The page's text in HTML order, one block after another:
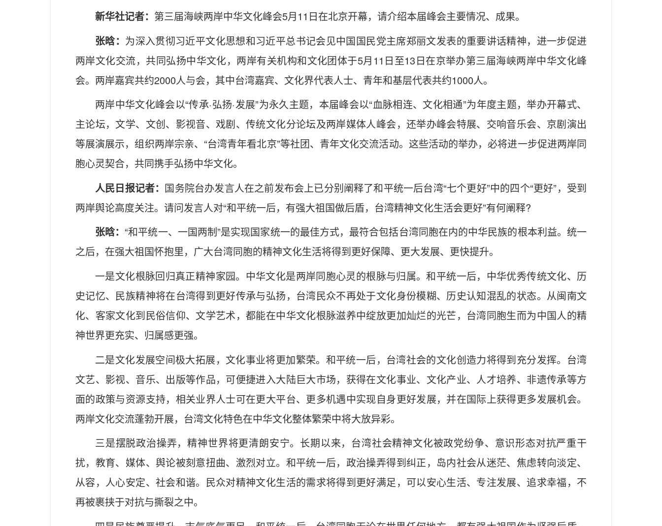
新华社记者： 第三届海峡两岸中华文化峰会5月11日在北京开幕，请介绍本届峰会主要情况、成果。
张晗： 为深入贯彻习近平文化思想和习近平总书记会见中国国民党主席郑丽文发表的重要讲话精神，进一步促进
两岸文化交流，共同弘扬中华文化，两岸有关机构和文化团体于5月11日至13日在京举办第三届海峡两岸中华文化峰
会。两岸嘉宾共约2000人与会，其中台湾嘉宾、文化界代表人士、青年和基层代表共约1000人。
两岸中华文化峰会以“传承·弘扬·发展”为永久主题，本届峰会以“血脉相连、文化相通”为年度主题，举办开幕式、
主论坛，文学、文创、影视音、戏剧、传统文化分论坛及两岸媒体人峰会，还举办峰会特展、交响音乐会、京剧演出
等展演展示，组织两岸宗亲、“台湾青年看北京”等社团、青年文化交流活动。这些活动的举办，必将进一步促进两岸同
胞心灵契合，共同携手弘扬中华文化。
人民日报记者： 国务院台办发言人在之前发布会上已分别阐释了和平统一后台湾“七个更好”中的四个“更好”，受到
两岸舆论高度关注。请问发言人对“和平统一后，有强大祖国做后盾，台湾精神文化生活会更好”有何阐释?
张晗： “和平统一、一国两制”是实现国家统一的最佳方式，最符合包括台湾同胞在内的中华民族的根本利益。统一
之后，在强大祖国怀抱里，广大台湾同胞的精神文化生活将得到更好保障、更大发展、更快提升。
一是文化根脉回归真正精神家园。中华文化是两岸同胞心灵的根脉与归属。和平统一后，中华优秀传统文化、历
史记忆、民族精神将在台湾得到更好传承与弘扬，台湾民众不再处于文化身份模糊、历史认知混乱的状态。从闽南文
化、客家文化到民俗信仰、文学艺术，都能在中华文化根脉滋养中绽放更加灿烂的光芒，台湾同胞生而为中国人的精
神世界更充实、归属感更强。
二是文化发展空间极大拓展，文化事业将更加繁荣。和平统一后，台湾社会的文化创造力将得到充分发挥。台湾
文艺、影视、音乐、出版等作品，可便捷进入大陆巨大市场，获得在文化事业、文化产业、人才培养、非遗传承等方
面的政策与资源支持，相关业界人士可在更大平台、更多机遇中实现自身更好发展，并在国际上获得更多发展机会。
两岸文化交流蓬勃开展，台湾文化特色在中华文化整体繁荣中将大放异彩。
三是摆脱政治操弄，精神世界将更清朗安宁。长期以来，台湾社会精神文化被政党纷争、意识形态对抗严重干
扰，教育、媒体、舆论被刻意扭曲、激烈对立。和平统一后，政治操弄得到纠正，岛内社会从迷茫、焦虑转向淡定、
从容，人心安定、社会和谐。民众对精神文化生活的需求将得到更好满足，可以安心生活、专注发展、追求幸福，不
再被裹挟于对抗与撕裂之中。